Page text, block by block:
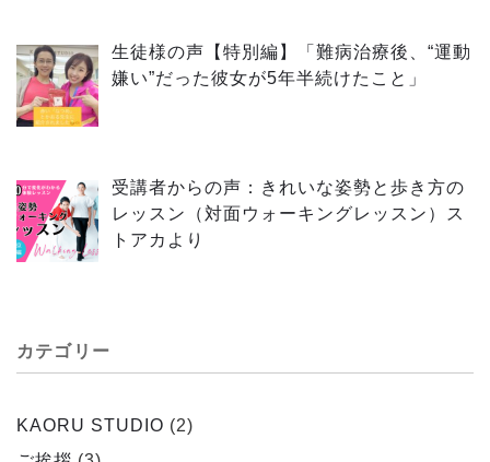
生徒様の声【特別編】「難病治療後、“運動
嫌い”だった彼女が5年半続けたこと」
受講者からの声：きれいな姿勢と歩き方の
レッスン（対面ウォーキングレッスン）ス
トアカより
カテゴリー
KAORU STUDIO (2)